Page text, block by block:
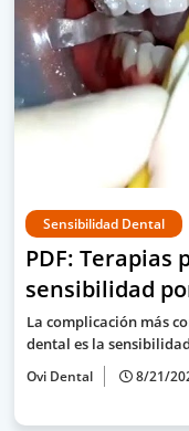
Sensibilidad Dental
PDF: Terapias
sensibilidad
La complicación más
dental es la
Ovi Dental 8/21/